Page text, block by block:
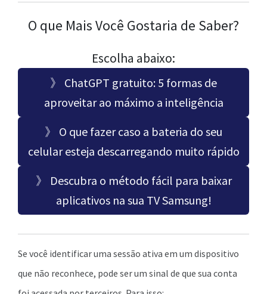
O que Mais Você Gostaria de Saber?
Escolha abaixo:
》 ChatGPT gratuito: 5 formas de
aproveitar ao máximo a inteligência
》 O que fazer caso a bateria do seu
celular esteja descarregando muito rápido
》 Descubra o método fácil para baixar
aplicativos na sua TV Samsung!
Se você identificar uma sessão ativa em um dispositivo
que não reconhece, pode ser um sinal de que sua conta